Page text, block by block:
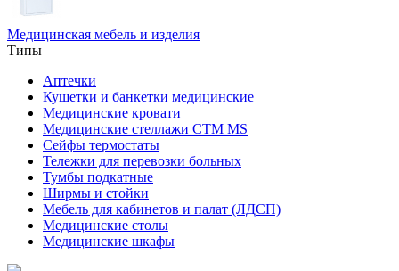
Медицинская мебель и изделия
Типы
Аптечки
Кушетки и банкетки медицинские
Медицинские кровати
Медицинские стеллажи CTM MS
Сейфы термостаты
Тележки для перевозки больных
Тумбы подкатные
Ширмы и стойки
Мебель для кабинетов и палат (ЛДСП)
Медицинские столы
Медицинские шкафы